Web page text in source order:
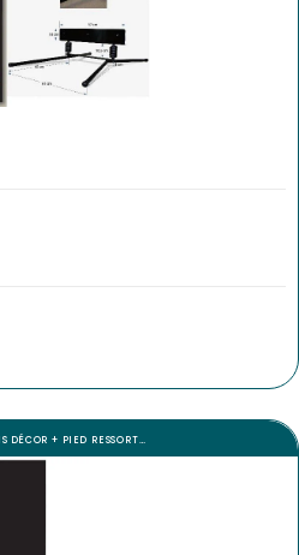
DÉCOR + PIED RESSORT…